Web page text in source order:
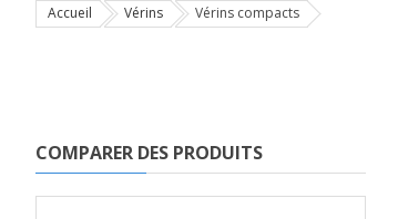
Accueil Vérins Vérins compacts
COMPARER DES PRODUITS